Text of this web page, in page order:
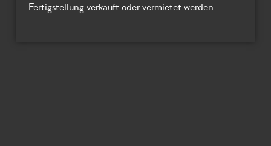
Fertigstellung verkauft oder vermietet werden.